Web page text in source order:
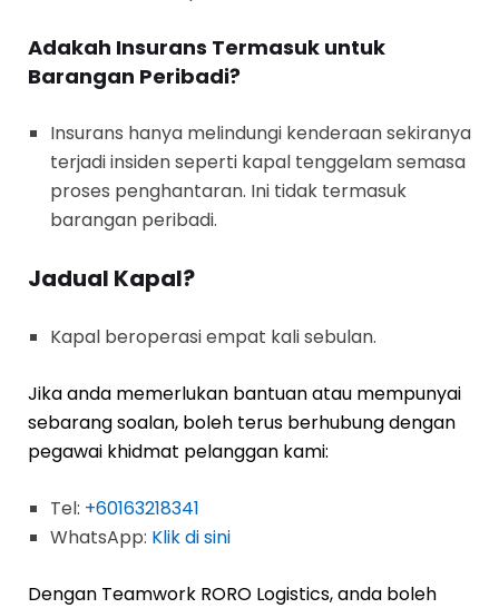
Adakah Insurans Termasuk untuk
Barangan Peribadi?
Insurans hanya melindungi kenderaan sekiranya
terjadi insiden seperti kapal tenggelam semasa
proses penghantaran. Ini tidak termasuk
barangan peribadi.
Jadual Kapal?
Kapal beroperasi empat kali sebulan.
Jika anda memerlukan bantuan atau mempunyai
sebarang soalan, boleh terus berhubung dengan
pegawai khidmat pelanggan kami:
Tel: +60163218341
WhatsApp: Klik di sini
Dengan Teamwork RORO Logistics, anda boleh